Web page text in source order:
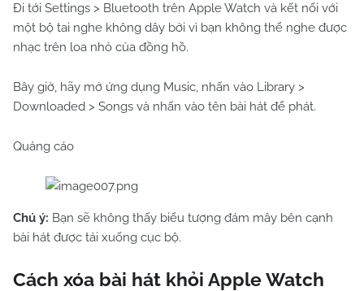
Đi tới Settings > Bluetooth trên Apple Watch và kết nối với
một bộ tai nghe không dây bởi vì bạn không thể nghe được
nhạc trên loa nhỏ của đồng hồ.
Bây giờ, hãy mở ứng dụng Music, nhấn vào Library >
Downloaded > Songs và nhấn vào tên bài hát để phát.
Quảng cáo
Chú ý: Bạn sẽ không thấy biểu tượng đám mây bên cạnh
bài hát được tải xuống cục bộ.
Cách xóa bài hát khỏi Apple Watch